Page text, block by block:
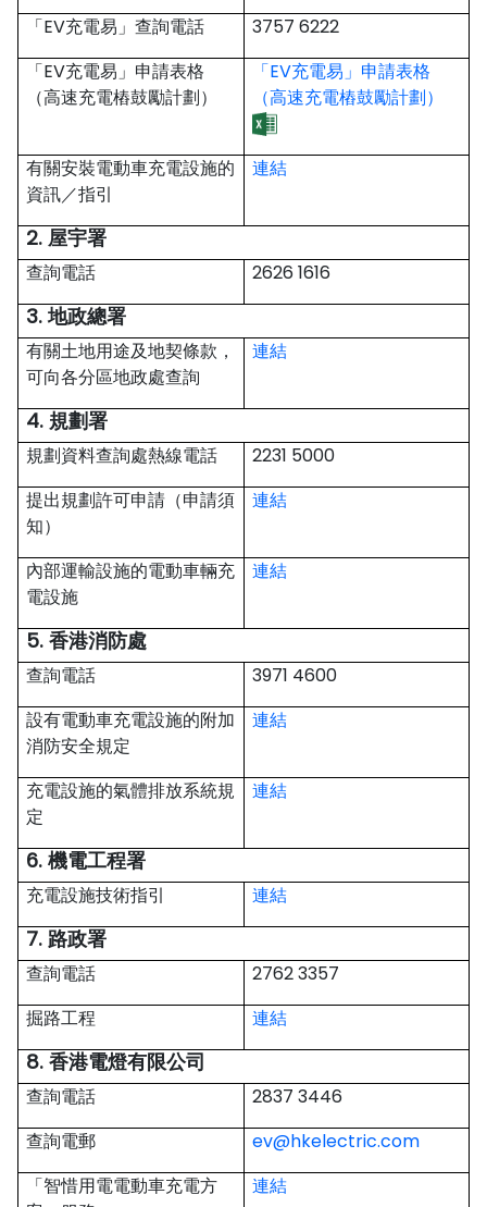
「EV充電易」查詢電話
3757 6222
「EV充電易」申請表格
（高速充電樁鼓勵計劃）
「EV充電易」申請表格
（高速充電樁鼓勵計劃）
有關安裝電動車充電設施的
資訊／指引
連結
2. 屋宇署
查詢電話 2626 1616
3. 地政總署
有關土地用途及地契條款，
可向各分區地政處查詢
連結
4. 規劃署
規劃資料查詢處熱線電話
2231 5000
提出規劃許可申請（申請須
知）
連結
內部運輸設施的電動車輛充
電設施
連結
5. 香港消防處
查詢電話
3971 4600
設有電動車充電設施的附加
消防安全規定
連結
充電設施的氣體排放系統規
定
連結
6. 機電工程署
充電設施技術指引 連結
7. 路政署
查詢電話
2762 3357
掘路工程
連結
8. 香港電燈有限公司
查詢電話
2837 3446
查詢電郵
ev@hkelectric.com
「智惜用電電動車充電方
連結